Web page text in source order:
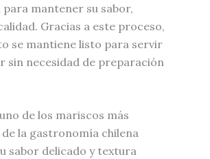
mantener su sabor,
Gracias a este proceso,
se mantiene listo para servir
sin necesidad de preparación
de los mariscos más
la gastronomía chilena
sabor delicado y textura